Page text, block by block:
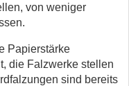
von weniger
Papierstärke
die Falzwerke stellen
sind bereits